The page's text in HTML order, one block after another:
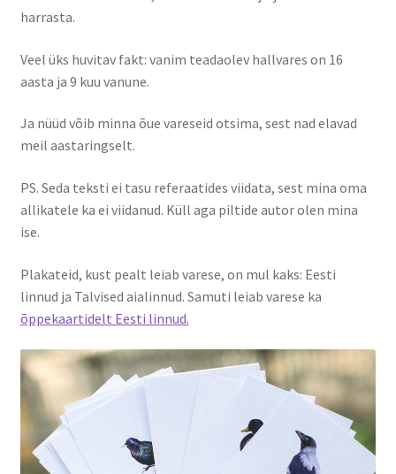
harrasta.
Veel üks huvitav fakt: vanim teadaolev hallvares on 16
aasta ja 9 kuu vanune.
Ja nüüd võib minna õue vareseid otsima, sest nad elavad
meil aastaringselt.
PS. Seda teksti ei tasu referaatides viidata, sest mina oma
allikatele ka ei viidanud. Küll aga piltide autor olen mina
ise.
Plakateid, kust pealt leiab varese, on mul kaks: Eesti
linnud ja Talvised aialinnud. Samuti leiab varese ka
õppekaartidelt Eesti linnud.